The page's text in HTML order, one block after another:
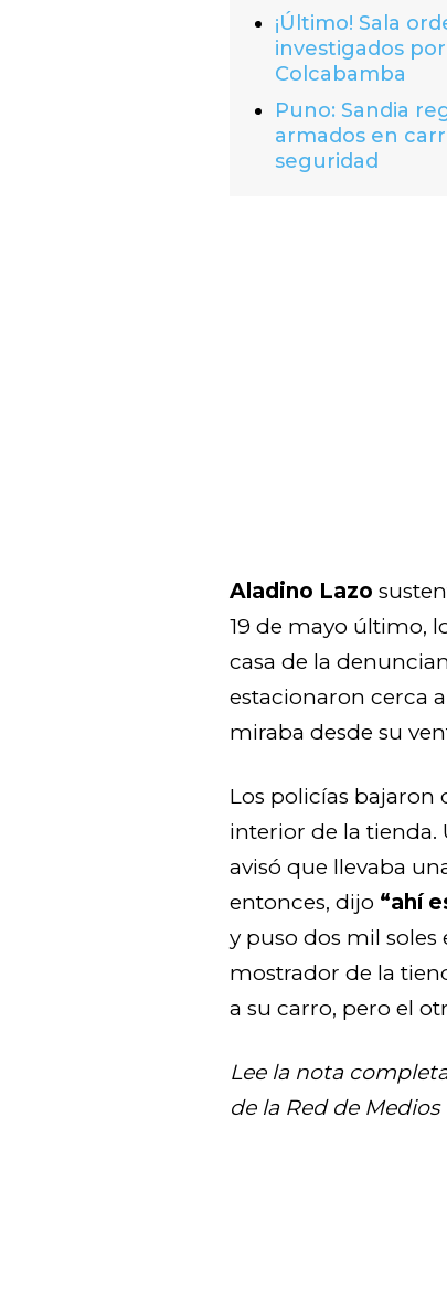
¡Último! Sala
investigados
Colcabamba
Puno: Sandia
armados en
seguridad
Aladino Lazo
19 de mayo último,
casa de la
estacionaron cerca
miraba desde su
Los policías bajaron
interior de la tienda.
avisó que llevaba
entonces, dijo “ahí
y puso dos mil
mostrador de la
a su carro, pero el
Lee la nota
de la Red de